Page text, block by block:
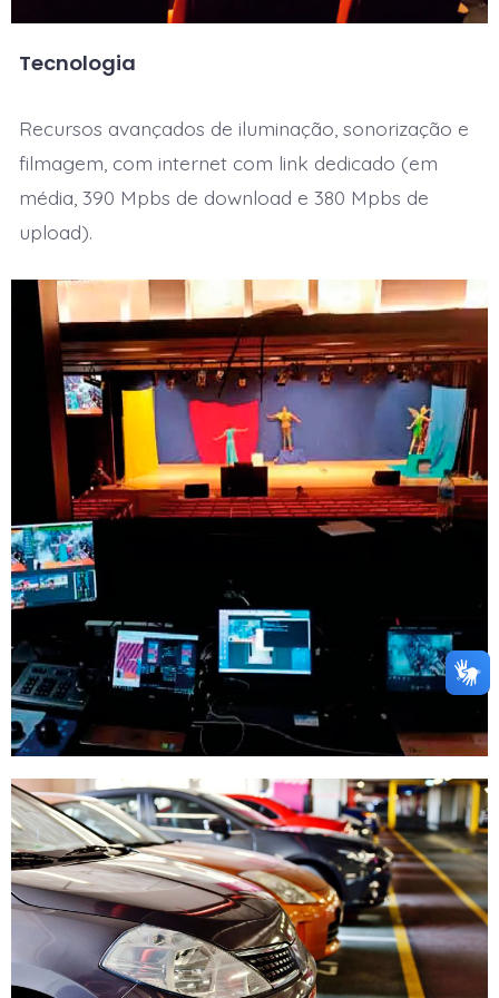
Tecnologia
Recursos avançados de iluminação, sonorização e
filmagem, com internet com link dedicado (em
média, 390 Mpbs de download e 380 Mpbs de
upload).